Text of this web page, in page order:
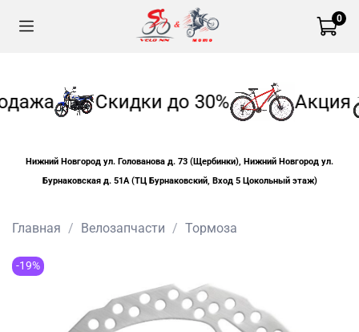
0
Скидки до 30% Акция
Нижний Новгород ул. Голованова д. 73 (Щербинки), Нижний Новгород ул.
Бурнаковская д. 51А (ТЦ Бурнаковский, Вход 5 Цокольный этаж)
Главная Велозапчасти Тормоза
-19%